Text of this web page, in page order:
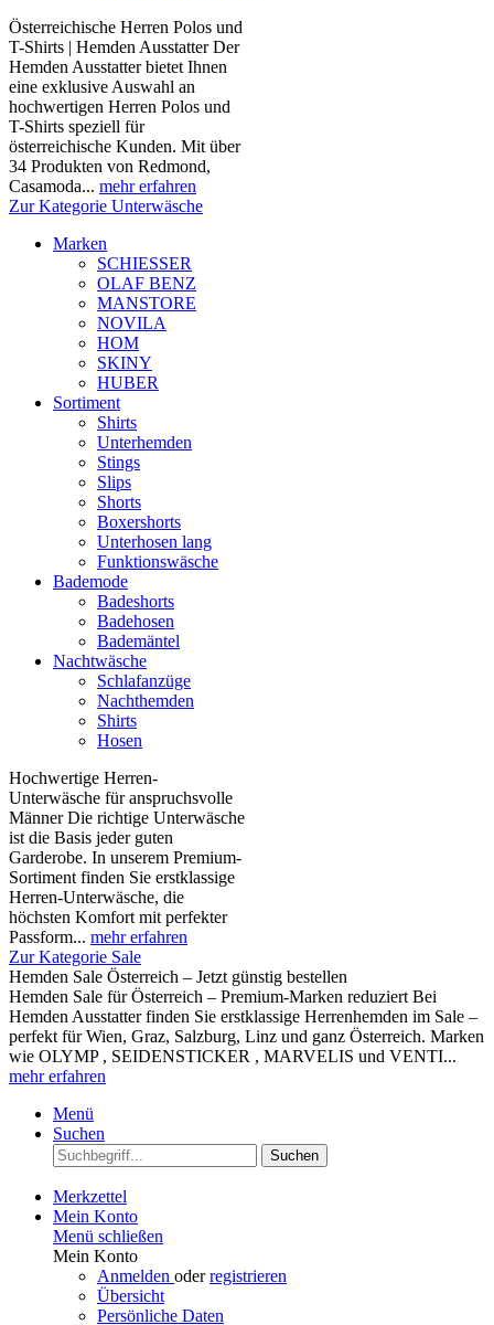
Österreichische Herren Polos und
T-Shirts | Hemden Ausstatter Der
Hemden Ausstatter bietet Ihnen
eine exklusive Auswahl an
hochwertigen Herren Polos und
T-Shirts speziell für
österreichische Kunden. Mit über
34 Produkten von Redmond,
Casamoda... mehr erfahren
Zur Kategorie Unterwäsche
Marken
SCHIESSER
OLAF BENZ
MANSTORE
NOVILA
HOM
SKINY
HUBER
Sortiment
Shirts
Unterhemden
Stings
Slips
Shorts
Boxershorts
Unterhosen lang
Funktionswäsche
Bademode
Badeshorts
Badehosen
Bademäntel
Nachtwäsche
Schlafanzüge
Nachthemden
Shirts
Hosen
Hochwertige Herren-
Unterwäsche für anspruchsvolle
Männer Die richtige Unterwäsche
ist die Basis jeder guten
Garderobe. In unserem Premium-
Sortiment finden Sie erstklassige
Herren-Unterwäsche, die
höchsten Komfort mit perfekter
Passform... mehr erfahren
Zur Kategorie Sale
Hemden Sale Österreich – Jetzt günstig bestellen
Hemden Sale für Österreich – Premium-Marken reduziert Bei
Hemden Ausstatter finden Sie erstklassige Herrenhemden im Sale –
perfekt für Wien, Graz, Salzburg, Linz und ganz Österreich. Marken
wie OLYMP , SEIDENSTICKER , MARVELIS und VENTI...
mehr erfahren
Menü
Suchen
Suchen
Merkzettel
Mein Konto
Menü schließen
Mein Konto
Anmelden oderregistrieren
Übersicht
Persönliche Daten